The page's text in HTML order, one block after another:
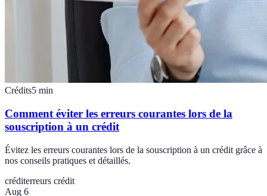
Crédits5 min
Comment éviter les erreurs courantes lors de la
souscription à un crédit
Évitez les erreurs courantes lors de la souscription à un crédit grâce à
nos conseils pratiques et détaillés.
créditerreurs crédit
Aug 6